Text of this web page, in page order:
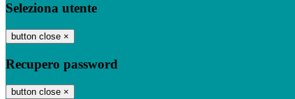
Seleziona utente
button close ×
Recupero password
button close ×